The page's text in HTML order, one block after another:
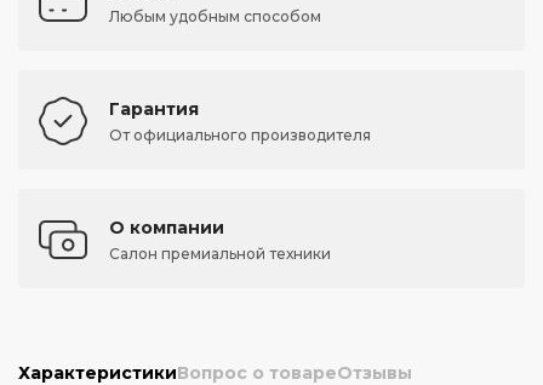
Любым удобным способом
Гарантия
От официального производителя
О компании
Салон премиальной техники
ХарактеристикиВопрос о товареОтзывы